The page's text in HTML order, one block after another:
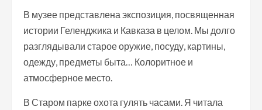
В музее представлена экспозиция, посвященная
истории Геленджика и Кавказа в целом. Мы долго
разглядывали старое оружие, посуду, картины,
одежду, предметы быта… Колоритное и
атмосферное место.
В Старом парке охота гулять часами. Я читала